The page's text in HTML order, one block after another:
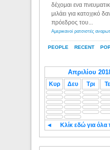
PEOPLE RECENT
δέχομαι ενα
μιλάει για κατοχικό
πρόεδρος του...
Κυρ Δευ Τρι
◄ Κλίκ εδώ για όλα